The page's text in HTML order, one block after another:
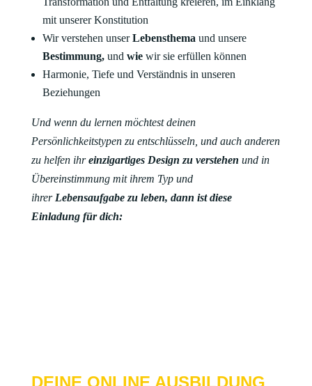
mit unserer Konstitution
Wir verstehen unserLebensthema und unsere
Bestimmung, und wie wir sie erfüllen können
Harmonie, Tiefe und Verständnis in unseren
Beziehungen
Und wenn du lernen möchtest deinen
Persönlichkeitstypen zu entschlüsseln, und auch anderen
zu helfen ihreinzigartiges Design zu verstehen und in
Übereinstimmung mit ihrem Typ und
ihrer Lebensaufgabe zu leben, dann ist diese
Einladung für dich:
DEINE ONLINE AUSBILDUNG